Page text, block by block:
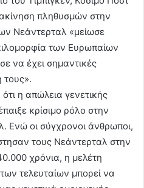
πληθυσμών στην
Νεάντερταλ «μείωσε
των Ευρωπαίων
να έχει σημαντικές
τους».
η απώλεια γενετικής
κρίσιμο ρόλο στην
Ενώ οι σύγχρονοι άνθρωποι,
τους Νεάντερταλ στην
χρόνια, η μελέτη
τελευταίων μπορεί να